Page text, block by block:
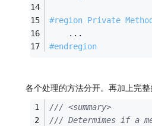
#region Private Method
    ...
#endregion
各个处理的方法分开。再加上完整
/// <summary>
/// Determimes if a